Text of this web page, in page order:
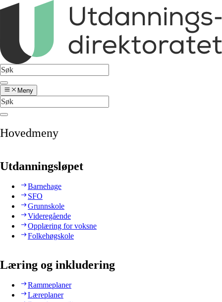
Meny
Hovedmeny
Utdanningsløpet
Barnehage
SFO
Grunnskole
Videregående
Opplæring for voksne
Folkehøgskole
Læring og inkludering
Rammeplaner
Læreplaner